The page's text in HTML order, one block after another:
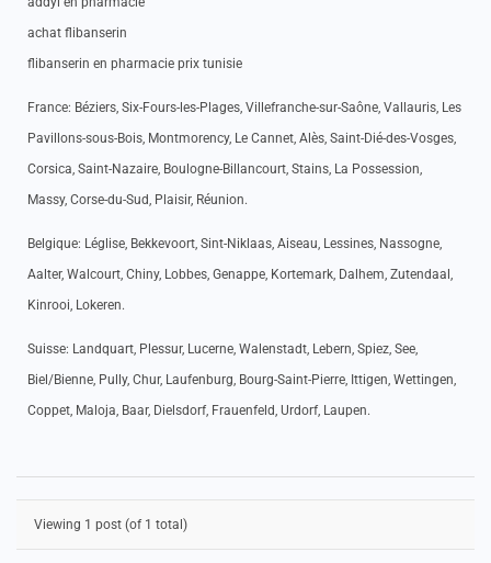
achat flibanserin
flibanserin en pharmacie prix tunisie
France: Béziers, Six-Fours-les-Plages, Villefranche-sur-Saône, Vallauris, Les
Pavillons-sous-Bois, Montmorency, Le Cannet, Alès, Saint-Dié-des-Vosges,
Corsica, Saint-Nazaire, Boulogne-Billancourt, Stains, La Possession,
Massy, Corse-du-Sud, Plaisir, Réunion.
Belgique: Léglise, Bekkevoort, Sint-Niklaas, Aiseau, Lessines, Nassogne,
Aalter, Walcourt, Chiny, Lobbes, Genappe, Kortemark, Dalhem, Zutendaal,
Kinrooi, Lokeren.
Suisse: Landquart, Plessur, Lucerne, Walenstadt, Lebern, Spiez, See,
Biel/Bienne, Pully, Chur, Laufenburg, Bourg-Saint-Pierre, Ittigen, Wettingen,
Coppet, Maloja, Baar, Dielsdorf, Frauenfeld, Urdorf, Laupen.
Viewing 1 post (of 1 total)